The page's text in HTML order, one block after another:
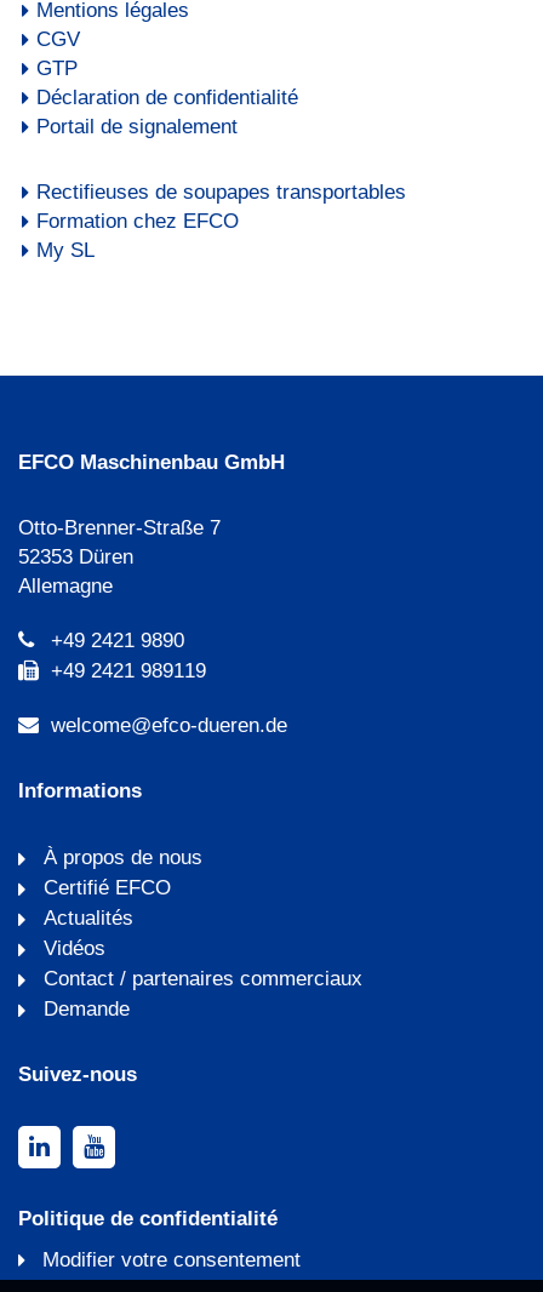
Mentions légales
CGV
GTP
Déclaration de confidentialité
Portail de signalement
Rectifieuses de soupapes transportables
Formation chez EFCO
My SL
EFCO Maschinenbau GmbH
Otto-Brenner-Straße 7
52353 Düren
Allemagne
+49 2421 9890
+49 2421 989119
welcome@efco-dueren.de
Informations
À propos de nous
Certifié EFCO
Actualités
Vidéos
Contact / partenaires commerciaux
Demande
Suivez-nous
Politique de confidentialité
Modifier votre consentement